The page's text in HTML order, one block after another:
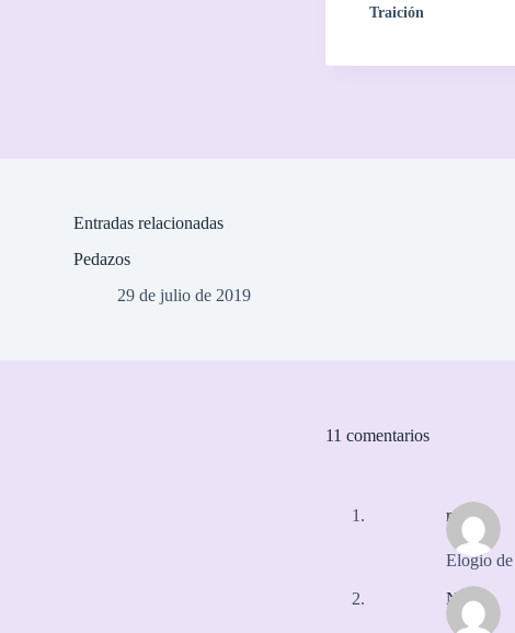
Traición
Entradas relacionadas
Pedazos
29 de julio de 2019
11 comentarios
rayuela
Elogio
Natalia